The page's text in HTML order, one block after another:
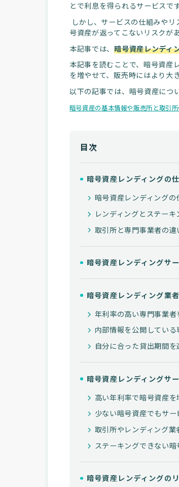
とで利息を得られるサービスです
しかし、サービスの仕組みや
号資産が返ってこないリスクが
本記事では、暗号資産レンディ
本記事を読むことで、暗号資産
を増やせて、販売時にはより大
以下の記事では、暗号資産につ
暗号資産の基本情報や販売所と取引
目次
暗号資産レンディングの
暗号資産レンディングの
レンディングとステーキ
取引所と専門事業者の違
暗号資産レンディングサ
暗号資産レンディング業
年利率の高い専門事業者
内部情報を公開してい
自分に合った貸出期間を
暗号資産レンディングサ
高い年利率で暗号資産を
少ない暗号資産でもサ
取引所やレンディング
ステーキングできない
暗号資産レンディングの